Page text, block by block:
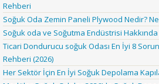
Rehberi
Soğuk Oda Zemin Paneli Plywood Nedir?
Soğuk oda ve Soğutma Endüstrisi Hakkında
Ticari Dondurucu soğuk Odası En İyi 8
Rehberi (2026)
Her Sektör İçin En İyi Soğuk Depolama